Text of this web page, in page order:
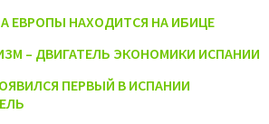
ЕВРОПЫ НАХОДИТСЯ НА ИБИЦЕ
– ДВИГАТЕЛЬ ЭКОНОМИКИ ИСПАНИИ
ПЕРВЫЙ В ИСПАНИИ